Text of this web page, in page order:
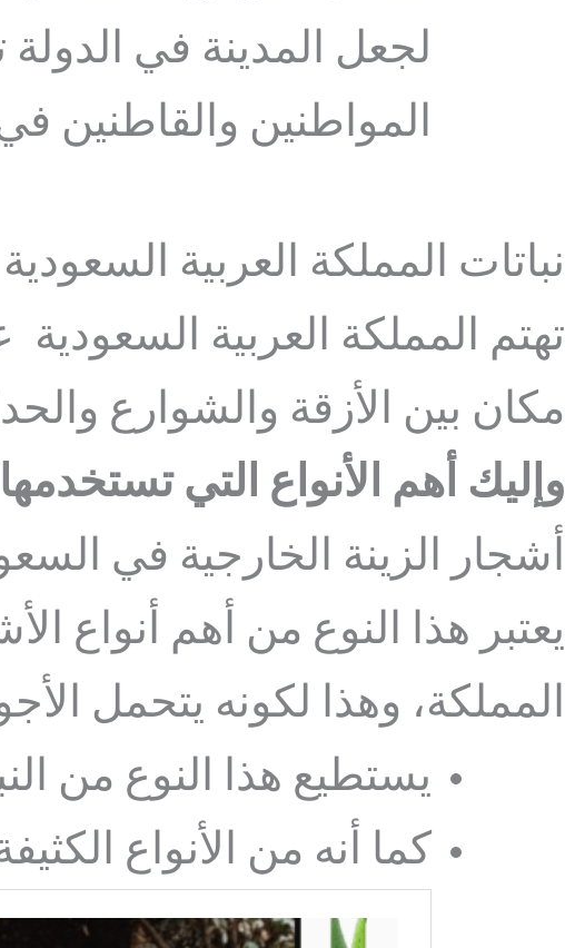
لجعل المدينة في
المواطنين والقاطنين
نباتات المملكة العربية السعودية
تهتم المملكة العربية
مكان بين الأزقة والشوارع
وإليك أهم الأنواع التي
أشجار الزينة الخارجية في
يعتبر هذا النوع من أهم أنواع
المملكة، وهذا لكونه يتحمل
يستطيع هذا النوع من
كما أنه من الأنواع